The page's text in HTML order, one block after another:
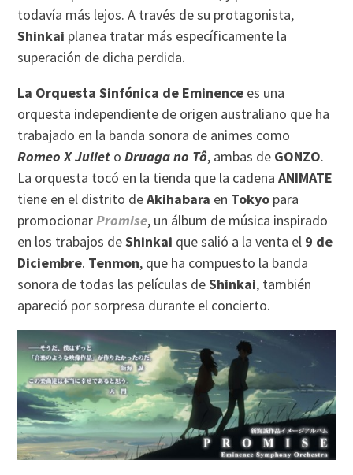
todavía más lejos. A través de su protagonista,
Shinkai planea tratar más específicamente la
superación de dicha perdida.
La Orquesta Sinfónica de Eminence es una
orquesta independiente de origen australiano que ha
trabajado en la banda sonora de animes como
Romeo X Juliet oDruaga no Tô, ambas de GONZO.
La orquesta tocó en la tienda que la cadenaANIMATE
tiene en el distrito deAkihabara en Tokyo para
promocionarPromise, un álbum de música inspirado
en los trabajos deShinkai que salió a la venta el 9 de
Diciembre. Tenmon, que ha compuesto la banda
sonora de todas las películas deShinkai, también
apareció por sorpresa durante el concierto.